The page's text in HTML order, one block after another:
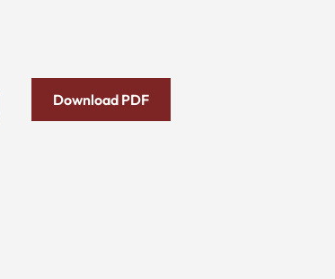
Download PDF